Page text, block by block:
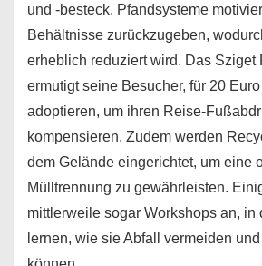
und -besteck. Pfandsysteme
Behältnisse zurückzugeben,
erheblich reduziert wird. Das Sziget
ermutigt seine Besucher, für 20
adoptieren, um ihren Reise-
kompensieren. Zudem werden
dem Gelände eingerichtet, um eine
Mülltrennung zu gewährleisten.
mittlerweile sogar Workshops an, in
lernen, wie sie Abfall vermeiden